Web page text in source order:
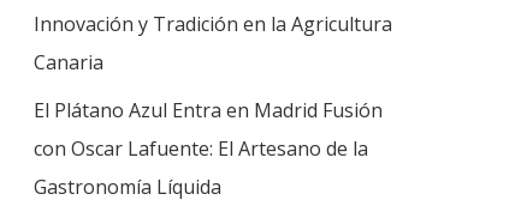
Innovación y Tradición en la Agricultura
Canaria
El Plátano Azul Entra en Madrid Fusión
con Oscar Lafuente: El Artesano de la
Gastronomía Líquida